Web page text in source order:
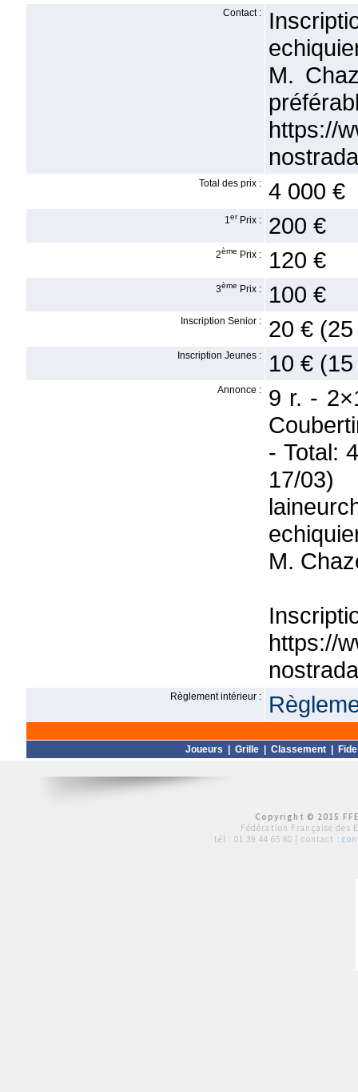
Contact :
M.
https://
Total des prix : 4 000 €
1er Prix : 200 €
2ème Prix : 120 €
3ème Prix : 100 €
Inscription Senior : 20 €
Inscription Jeunes : 10 €
Annonce :
9 r. -
- Total:
17/
M.
https://
Règlement intérieur :
Joueurs Grille Classement Fide
Copyright © 2015
Fédération Française des
tél : 01 39 44 65 80 | contact :